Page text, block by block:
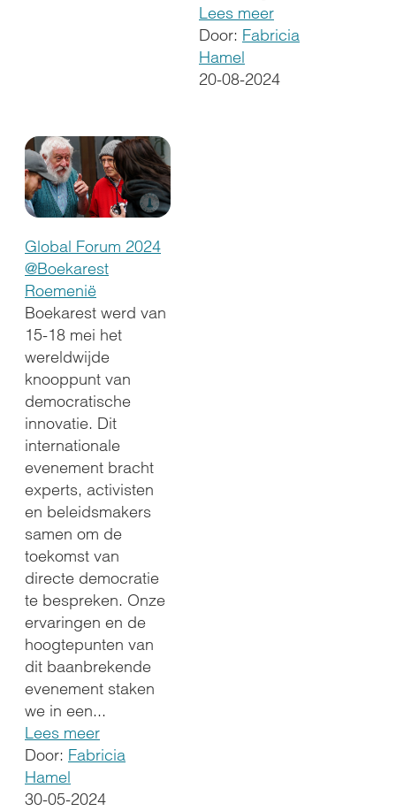
Lees meer
Door: Fabricia
Hamel
20-08-2024
Global Forum 2024
@Boekarest
Roemenië
Boekarest werd van
15-18 mei het
wereldwijde
knooppunt van
democratische
innovatie. Dit
internationale
evenement bracht
experts, activisten
en beleidsmakers
samen om de
toekomst van
directe democratie
te bespreken. Onze
ervaringen en de
hoogtepunten van
dit baanbrekende
evenement staken
we in een...
Lees meer
Door: Fabricia
Hamel
30-05-2024